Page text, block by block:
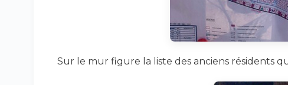
Sur le mur figure la liste des anciens résidents